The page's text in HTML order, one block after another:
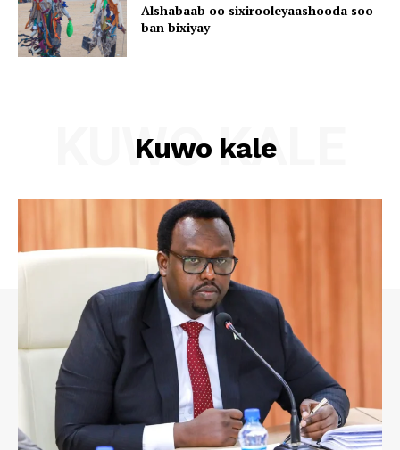
Alshabaab oo sixirooleyaashooda soo
ban bixiyay
Kuwo kale
KUWO KALE